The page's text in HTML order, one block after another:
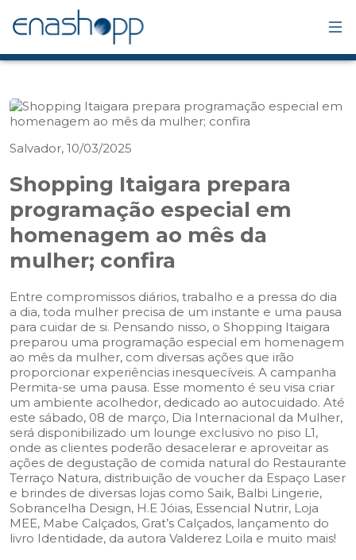
Salvador, 10/03/2025
Shopping Itaigara prepara
programação especial em
homenagem ao mês da
mulher; confira
Entre compromissos diários, trabalho e a pressa do dia
a dia, toda mulher precisa de um instante e uma pausa
para cuidar de si. Pensando nisso, o Shopping Itaigara
preparou uma programação especial em homenagem
ao mês da mulher, com diversas ações que irão
proporcionar experiências inesquecíveis. A campanha
Permita-se uma pausa. Esse momento é seu visa criar
um ambiente acolhedor, dedicado ao autocuidado. Até
este sábado, 08 de março, Dia Internacional da Mulher,
será disponibilizado um lounge exclusivo no piso L1,
onde as clientes poderão desacelerar e aproveitar as
ações de degustação de comida natural do Restaurante
Terraço Natura, distribuição de voucher da Espaço Laser
e brindes de diversas lojas como Saik, Balbi Lingerie,
Sobrancelha Design, H.E Jóias, Essencial Nutrir, Loja
MEE, Mabe Calçados, Grat’s Calçados, lançamento do
livro Identidade, da autora Valderez Loila e muito mais!